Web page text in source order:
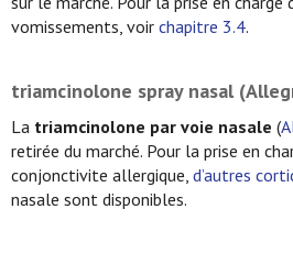
vomissements, voir chapitre 3.4.
triamcinolone spray nasal
La triamcinolone par voie nasale (
retirée du marché. Pour la prise en
conjonctivite allergique, d’autres
nasale sont disponibles.